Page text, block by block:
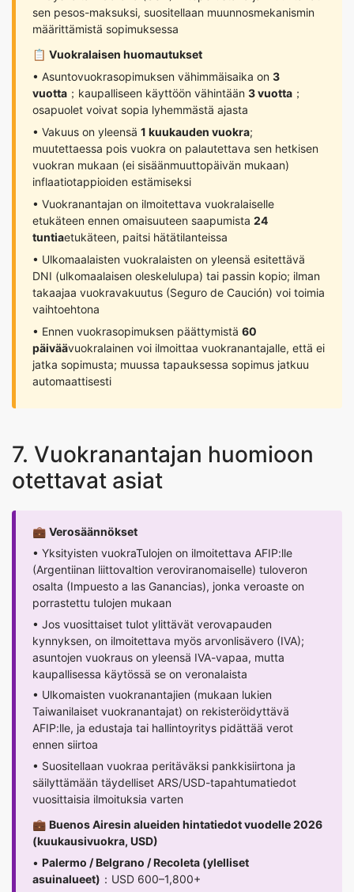
sen pesos-maksuksi, suositellaan muunnosmekanismin
määrittämistä sopimuksessa
📋 Vuokralaisen huomautukset
• Asuntovuokrasopimuksen vähimmäisaika on 3
vuotta ；kaupalliseen käyttöön vähintään 3 vuotta ；
osapuolet voivat sopia lyhemmästä ajasta
• Vakuus on yleensä 1 kuukauden vuokra;
muutettaessa pois vuokra on palautettava sen hetkisen
vuokran mukaan (ei sisäänmuuttopäivän mukaan)
inflaatiotappioiden estämiseksi
• Vuokranantajan on ilmoitettava vuokralaiselle
etukäteen ennen omaisuuteen saapumista 24
tuntiaetukäteen, paitsi hätätilanteissa
• Ulkomaalaisten vuokralaisten on yleensä esitettävä
DNI (ulkomaalaisen oleskelulupa) tai passin kopio; ilman
takaajaa vuokravakuutus (Seguro de Caución) voi toimia
vaihtoehtona
• Ennen vuokrasopimuksen päättymistä 60
päiväävuokralainen voi ilmoittaa vuokranantajalle, että ei
jatka sopimusta; muussa tapauksessa sopimus jatkuu
automaattisesti
7. Vuokranantajan huomioon
otettavat asiat
💼 Verosäännökset
• Yksityisten vuokraTulojen on ilmoitettava AFIP:lle
(Argentiinan liittovaltion veroviranomaiselle) tuloveron
osalta (Impuesto a las Ganancias), jonka veroaste on
porrastettu tulojen mukaan
• Jos vuosittaiset tulot ylittävät verovapauden
kynnyksen, on ilmoitettava myös arvonlisävero (IVA);
asuntojen vuokraus on yleensä IVA-vapaa, mutta
kaupallisessa käytössä se on veronalaista
• Ulkomaisten vuokranantajien (mukaan lukien
Taiwanilaiset vuokranantajat) on rekisteröidyttävä
AFIP:lle, ja edustaja tai hallintoyritys pidättää verot
ennen siirtoa
• Suositellaan vuokraa peritäväksi pankkisiirtona ja
säilyttämään täydelliset ARS/USD-tapahtumatiedot
vuosittaisia ilmoituksia varten
💼 Buenos Airesin alueiden hintatiedot vuodelle 2026
(kuukausivuokra, USD)
• Palermo / Belgrano / Recoleta (ylelliset
asuinalueet) ：USD 600–1,800+